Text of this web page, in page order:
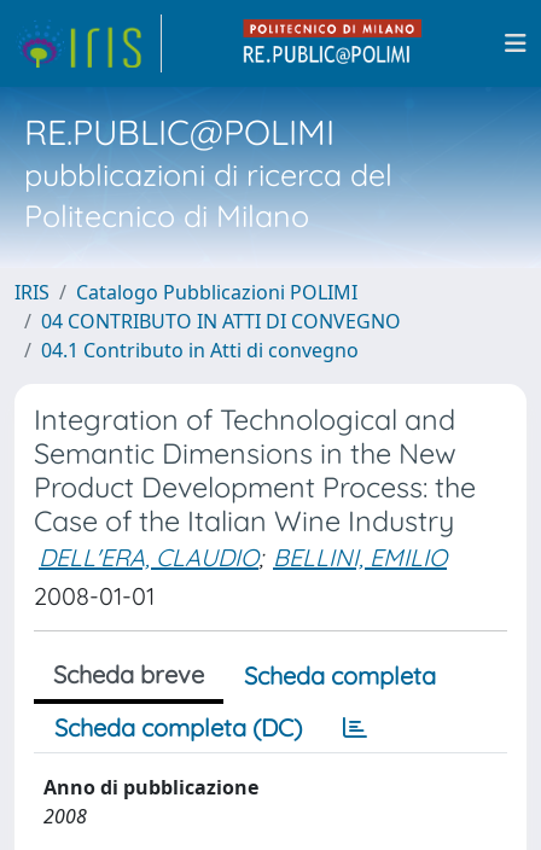
RE.PUBLIC@POLIMI
pubblicazioni di ricerca del
Politecnico di Milano
IRIS
Catalogo Pubblicazioni POLIMI
04 CONTRIBUTO IN ATTI DI CONVEGNO
04.1 Contributo in Atti di convegno
Integration of Technological and
Semantic Dimensions in the New
Product Development Process: the
Case of the Italian Wine Industry
DELL'ERA, CLAUDIO; BELLINI, EMILIO
2008-01-01
Scheda breve
Scheda completa
Scheda completa (DC)
Anno di pubblicazione
2008